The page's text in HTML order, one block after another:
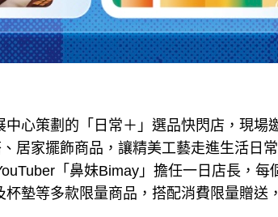
心策劃的「日常＋」選品快閃店，現場
居家擺飾商品，讓精美工藝走進生活日
「鼻妹Bimay」擔任一日店長，每
墊等多款限量商品，搭配消費限量贈送